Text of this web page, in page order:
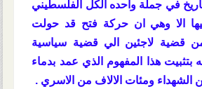
في جملة واحده الكل الفلسطيني
الا وهي ان حركة فتح قد حولت
قضية لاجئين الي قضية سياسية
بتثبيت هذا المفهوم الذي عمد بدماء
الشهداء ومئات الالاف من الاسري .